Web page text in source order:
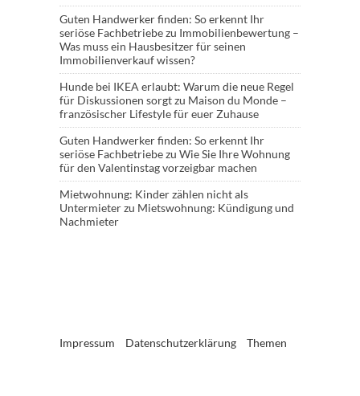
Guten Handwerker finden: So erkennt Ihr
seriöse Fachbetriebezu Immobilienbewertung –
Was muss ein Hausbesitzer für seinen
Immobilienverkauf wissen?
Hunde bei IKEA erlaubt: Warum die neue Regel
für Diskussionen sorgtzu Maison du Monde –
französischer Lifestyle für euer Zuhause
Guten Handwerker finden: So erkennt Ihr
seriöse Fachbetriebezu Wie Sie Ihre Wohnung
für den Valentinstag vorzeigbar machen
Mietwohnung: Kinder zählen nicht als
Untermieterzu Mietswohnung: Kündigung und
Nachmieter
Impressum Datenschutzerklärung Themen